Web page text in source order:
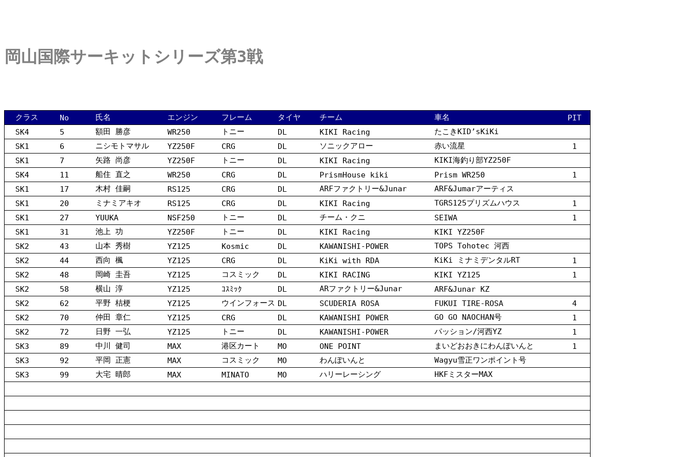
岡山国際サーキットシリーズ第3戦
クラス No 氏名 エンジン フレーム タイヤ チーム 車名
PIT
SK4
5 額田 勝彦 WR250 トニー DL KIKI Racing
たこきKID’sKiKi
SK1
6 ニシモトマサル YZ250F CRG DL ソニックアロー 赤い流星
1
SK1
7 矢路 尚彦 YZ250F トニー DL KIKI Racing
KIKI海釣り部YZ250F
SK4
11 船住 直之 WR250 CRG DL PrismHouse kiki Prism WR250
1
SK1
17 木村 佳嗣 RS125 CRG DL ARFファクトリー&Junar
ARF&Jumarアーティス
SK1
20 ミナミアキオ RS125 CRG DL KIKI Racing TGRS125プリズムハウス
1
SK1
27 YUUKA NSF250 トニー DL チーム・クニ SEIWA
1
SK1
31 池上 功 YZ250F トニー DL KIKI Racing
KIKI YZ250F
SK2
43 山本 秀樹 YZ125 Kosmic DL KAWANISHI-POWER
TOPS Tohotec 河西
SK2
44 西向 楓 YZ125 CRG DL KiKi with RDA KiKi ミナミデンタルRT
1
SK2
48 岡崎 圭吾 YZ125 コスミック DL KIKI RACING KIKI YZ125
1
SK2
58 横山 淳 YZ125 ｺｽﾐｯｸ DL ARファクトリー&Junar
ARF&Junar KZ
SK2
62 平野 桔梗 YZ125 ウインフォース DL SCUDERIA ROSA FUKUI TIRE-ROSA
4
SK2
70 仲田 章仁 YZ125 CRG DL KAWANISHI POWER GO GO NAOCHAN号
1
SK2
72 日野 一弘 YZ125 トニー DL KAWANISHI-POWER パッション/河西YZ
1
SK3
89 中川 健司 MAX 港区カート MO ONE POINT まいどおおきにわんぽいんと
1
SK3
92 平岡 正憲 MAX コスミック MO わんぽいんと
Wagyu雪正ワンポイント号
SK3
99 大宅 晴郎 MAX MINATO MO ハリーレーシング HKFミスターMAX